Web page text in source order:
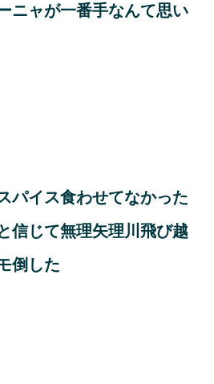
ニャが一番手なんて思い
パイス食わせてなかった
信じて無理矢理川飛び越
倒した